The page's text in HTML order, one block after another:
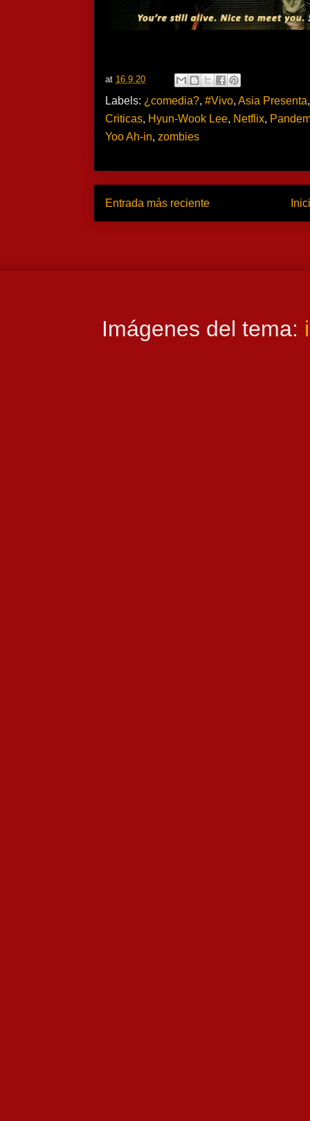
at 16.9.20
Labels: ¿comedia?, #Vivo, Asia Presenta
Criticas, Hyun-Wook Lee, Netflix,
Yoo Ah-in, zombies
Entrada más reciente
Imágenes del tema: